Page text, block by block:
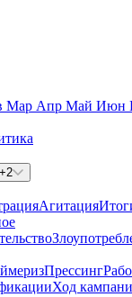
Мар Апр Май Июн
Агитация
Прессинг
Ход